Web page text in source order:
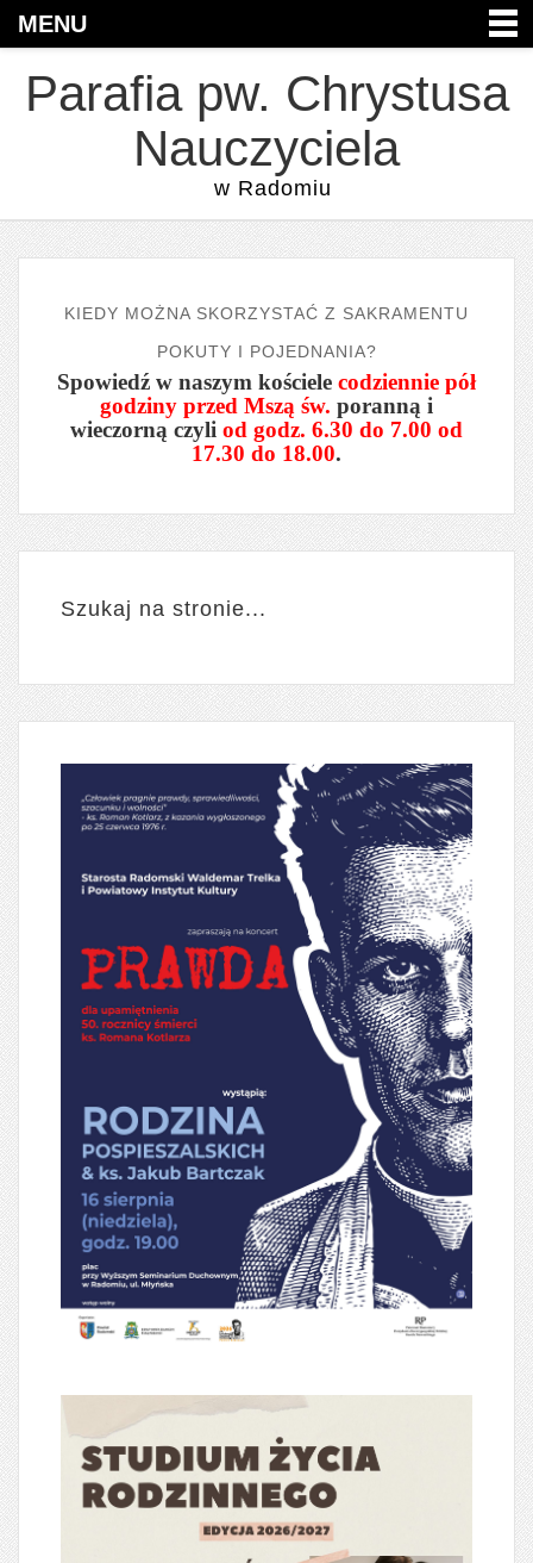
MENU
Parafia pw. Chrystusa
Nauczyciela
w Radomiu
KIEDY MOŻNA SKORZYSTAĆ Z SAKRAMENTU
POKUTY I POJEDNANIA?
Spowiedź w naszym kościele codziennie pół
godziny przed Mszą św. poranną i
wieczorną czyli od godz. 6.30 do 7.00 od
17.30 do 18.00.
Szukaj na stronie...